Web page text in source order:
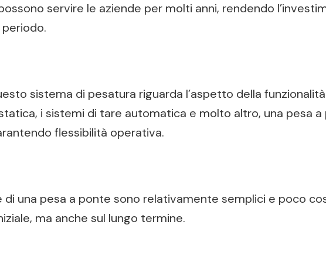
servire le aziende per molti anni, rendendo
sistema di pesatura riguarda l’aspetto della
i sistemi di tare automatica e molto altro, una pesa
flessibilità operativa.
di una pesa a ponte sono relativamente semplici e poco
ma anche sul lungo termine.